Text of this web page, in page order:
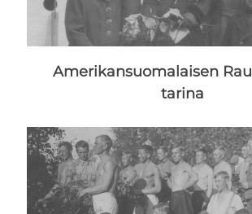
Amerikansuomalaisen
tarina